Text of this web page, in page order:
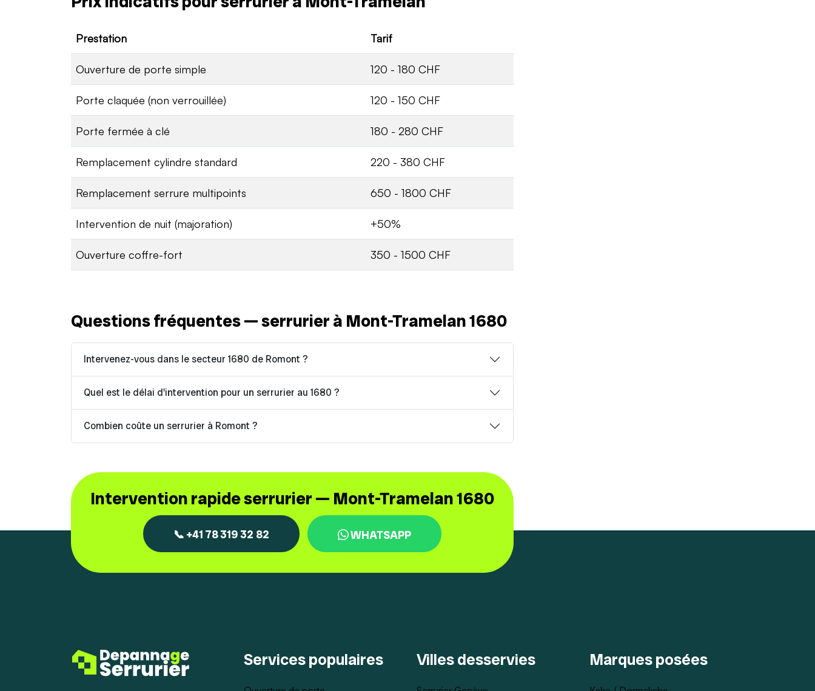
Prestation Tarif
Ouverture de porte simple 120 - 180 CHF
Porte claquée (non verrouillée) 120 - 150 CHF
Porte fermée à clé 180 - 280 CHF
Remplacement cylindre standard 220 - 380 CHF
Remplacement serrure multipoints 650 - 1800 CHF
Intervention de nuit (majoration) +50%
Ouverture coffre-fort 350 - 1500 CHF
Questions fréquentes — serrurier à Mont-Tramelan 1680
Intervenez-vous dans le secteur 1680 de Romont ?
Quel est le délai d'intervention pour un serrurier au 1680 ?
Combien coûte un serrurier à Romont ?
Intervention rapide serrurier — Mont-Tramelan 1680
📞 +41 78 319 32 82 WHATSAPP
Services populaires Villes desservies Marques posées